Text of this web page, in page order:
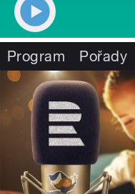
Program Pořady